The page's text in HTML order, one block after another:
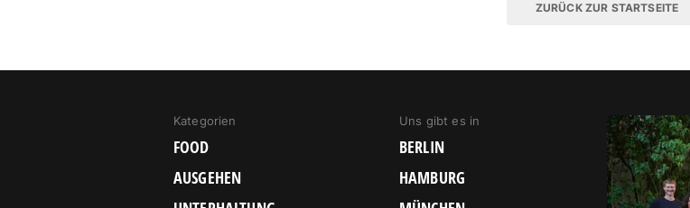
ZURÜCK ZUR STARTSEITE
Kategorien
FOOD
AUSGEHEN
Uns gibt es in
BERLIN
HAMBURG